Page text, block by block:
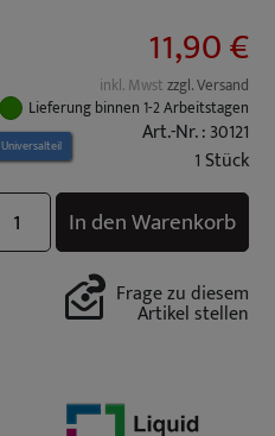
11,90 €
inkl. Mwstzzgl. Versand
Lieferung binnen 1-2 Arbeitstagen
Universalteil
Art.-Nr. : 30121
1 Stück
In den Warenkorb
Frage zu diesem
Artikel stellen